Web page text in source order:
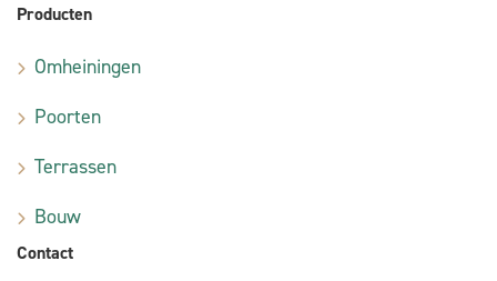
Producten
Omheiningen
Poorten
Terrassen
Bouw
Contact